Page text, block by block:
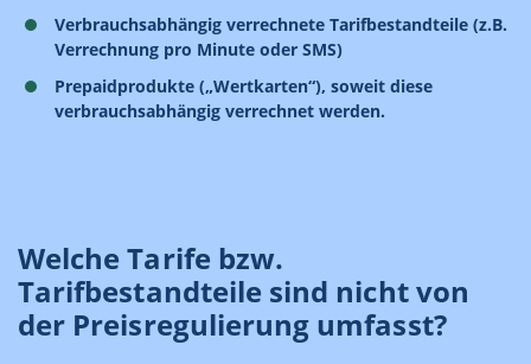
Verbrauchsabhängig verrechnete Tarifbestandteile (z.B.
Verrechnung pro Minute oder SMS)
Prepaidprodukte („Wertkarten“), soweit diese
verbrauchsabhängig verrechnet werden.
Welche Tarife bzw.
Tarifbestandteile sind nicht von
der Preisregulierung umfasst?